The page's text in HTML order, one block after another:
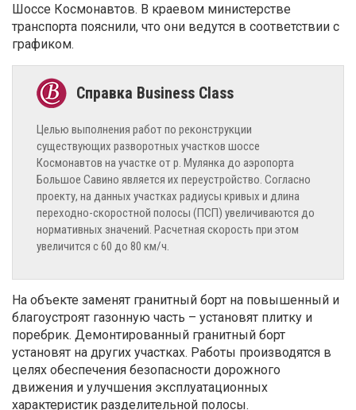
Шоссе Космонавтов. В краевом министерстве
транспорта пояснили, что они ведутся в соответствии с
графиком.
Целью выполнения работ по реконструкции
существующих разворотных участков шоссе
Космонавтов на участке от р. Мулянка до аэропорта
Большое Савино является их переустройство. Согласно
проекту, на данных участках радиусы кривых и длина
переходно-скоростной полосы (ПСП) увеличиваются до
нормативных значений. Расчетная скорость при этом
увеличится с 60 до 80 км/ч.
На объекте заменят гранитный борт на повышенный и
благоустроят газонную часть – установят плитку и
поребрик. Демонтированный гранитный борт
установят на других участках. Работы производятся в
целях обеспечения безопасности дорожного
движения и улучшения эксплуатационных
характеристик разделительной полосы.